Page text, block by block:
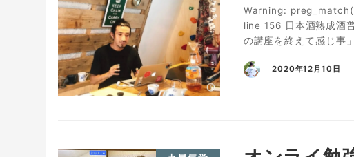
Warning:
line 156 日本酒熟成酒
の講座を終えて感じ事
2020年12月10日